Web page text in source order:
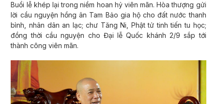
Buổi lễ khép lại trong niềm hoan hỷ viên mãn. Hòa thượng gửi
lời cầu nguyện hồng ân Tam Bảo gia hộ cho đất nước thanh
bình, nhân dân an lạc; chư Tăng Ni, Phật tử tinh tiến tu học;
đồng thời cầu nguyện cho Đại lễ Quốc khánh 2/9 sắp tới
thành công viên mãn.